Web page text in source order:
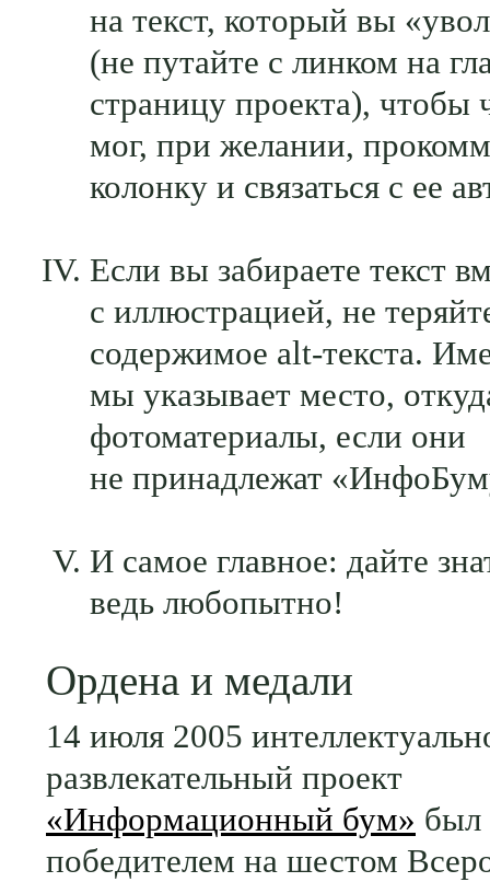
на текст, который вы
(не путайте с линком на
страницу проекта), чтобы
мог, при желании,
колонку и связаться с ее
Если вы забираете текст
с иллюстрацией, не
содержимое alt-текста.
мы указывает место,
фотоматериалы, если они
не принадлежат
И самое главное: дайте
ведь любопытно!
Ордена и медали
14 июля 2005
развлекательный проект
«Информационный бум» был
победителем на шестом